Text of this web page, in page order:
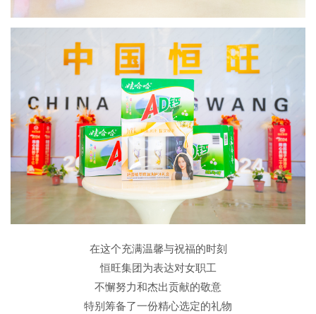
在这个充满温馨与祝福的时刻
恒旺集团为表达对女职工
不懈努力和杰出贡献的敬意
特别筹备了一份精心选定的礼物